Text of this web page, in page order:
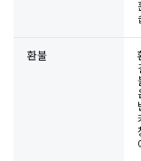
환불